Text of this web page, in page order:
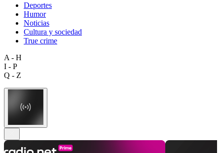
Deportes
Humor
Noticias
Cultura y sociedad
True crime
A - H
I - P
Q - Z